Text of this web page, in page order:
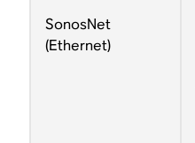
SonosNet
(Ethernet)